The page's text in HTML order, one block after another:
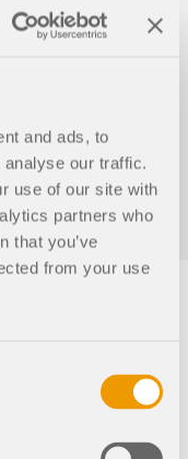
and ads, to
our traffic.
use of our site with
partners who
that you’ve
from your use
de b